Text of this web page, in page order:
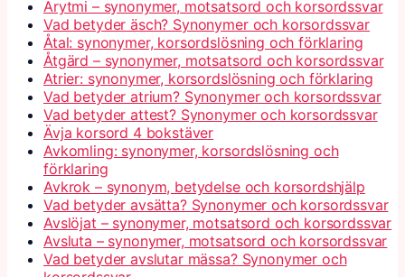
Arytmi – synonymer, motsatsord och korsordssvar
Vad betyder äsch? Synonymer och korsordssvar
Åtal: synonymer, korsordslösning och förklaring
Åtgärd – synonymer, motsatsord och korsordssvar
Atrier: synonymer, korsordslösning och förklaring
Vad betyder atrium? Synonymer och korsordssvar
Vad betyder attest? Synonymer och korsordssvar
Ävja korsord 4 bokstäver
Avkomling: synonymer, korsordslösning och
förklaring
Avkrok – synonym, betydelse och korsordshjälp
Vad betyder avsätta? Synonymer och korsordssvar
Avslöjat – synonymer, motsatsord och korsordssvar
Avsluta – synonymer, motsatsord och korsordssvar
Vad betyder avslutar mässa? Synonymer och